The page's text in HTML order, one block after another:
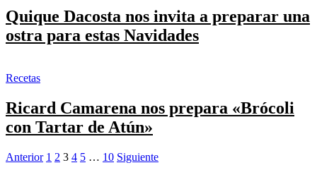
Quique Dacosta nos invita a preparar una
ostra para estas Navidades
Recetas
Ricard Camarena nos prepara «Brócoli
con Tartar de Atún»
Posts
Anterior 1 2 3 4 5 … 10 Siguiente